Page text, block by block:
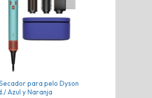
para pelo Dyson
Azul y Naranja